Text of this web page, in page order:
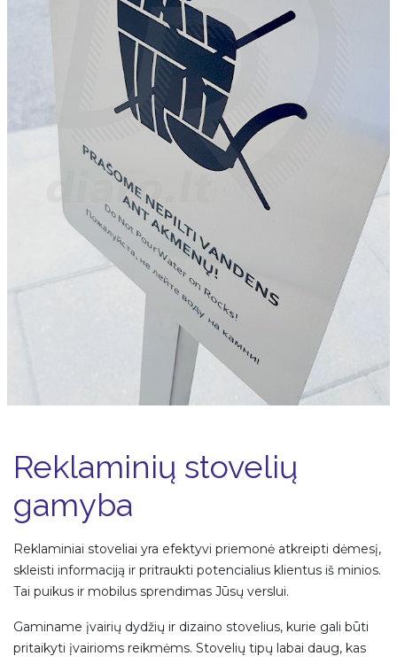
Reklaminių stovelių
gamyba
Reklaminiai stoveliai yra efektyvi priemonė atkreipti dėmesį,
skleisti informaciją ir pritraukti potencialius klientus iš minios.
Tai puikus ir mobilus sprendimas Jūsų verslui.
Gaminame įvairių dydžių ir dizaino stovelius, kurie gali būti
pritaikyti įvairioms reikmėms. Stovelių tipų labai daug, kas